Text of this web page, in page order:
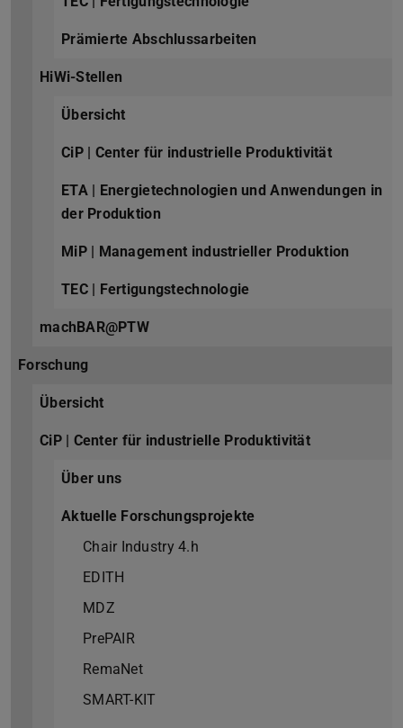
Prämierte Abschlussarbeiten
HiWi-Stellen
Übersicht
CiP | Center für industrielle Produktivität
ETA | Energietechnologien und Anwendungen in
der Produktion
MiP | Management industrieller Produktion
TEC | Fertigungstechnologie
machBAR@PTW
Forschung
Übersicht
CiP | Center für industrielle Produktivität
Über uns
Aktuelle Forschungsprojekte
Chair Industry 4.h
EDITH
MDZ
PrePAIR
RemaNet
SMART-KIT